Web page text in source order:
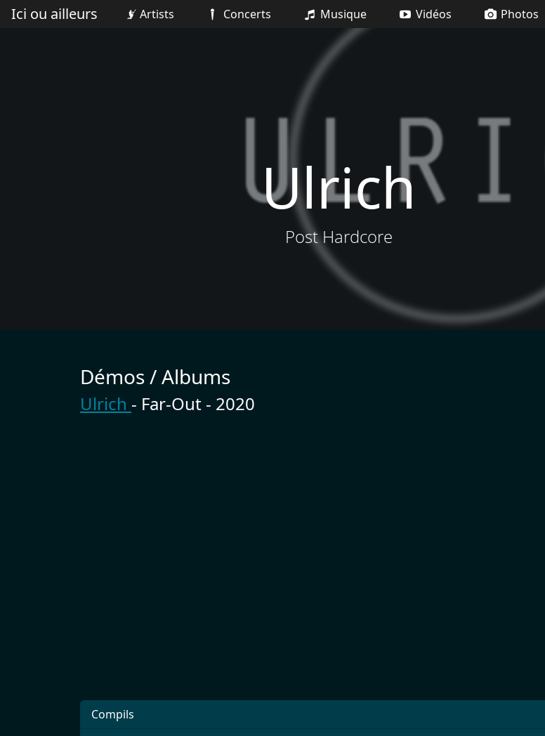
Ici ou ailleurs Artists Concerts Musique Vidéos Photos
Ulrich
Post Hardcore
Démos / Albums
Ulrich - Far​-​Out - 2020
Compils